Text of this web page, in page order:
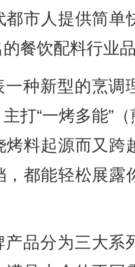
都市人提供简单
餐饮配料行业
一种新型的烹调
打“一烤多能”
烤料起源而又跨
，都能轻松展露
产品分为三大系